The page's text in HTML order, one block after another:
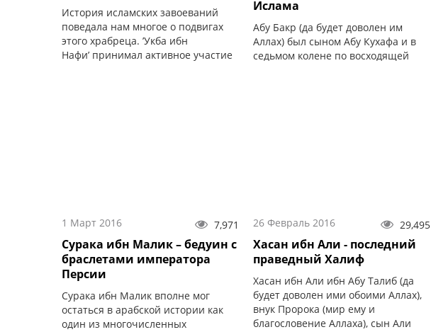
История исламских завоеваний
поведала нам многое о подвигах
этого храбреца. ’Укба ибн
Нафи’ принимал активное участие
Ислама
Абу Бакр (да будет доволен им
Аллах) был сыном Абу Кухафа и в
седьмом колене по восходящей
1 Март 2016 7,971
Сурака ибн Малик – бедуин с
браслетами императора
Персии
Сурака ибн Малик вполне мог
остаться в арабской истории как
один из многочисленных
26 Февраль 2016 29,495
Хасан ибн Али - последний
праведный Халиф
Хасан ибн Али ибн Абу Талиб (да
будет доволен ими обоими Аллах),
внук Пророка (мир ему и
благословение Аллаха), сын Али